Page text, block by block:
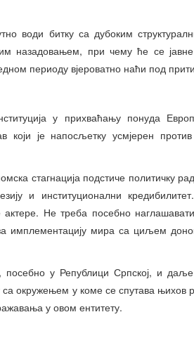
води битку са дубоким
назадовањем, при чему ће се
периоду вјероватно наћи под
у прихваћању понуда
који је напосљетку усмјерен
стагнација подстиче политичку
и институционални
актере. Не треба посебно
имплементацију мира са циљем
у Републици Српској, и
окружењем у коме се спутава њихов
у овом ентитету.